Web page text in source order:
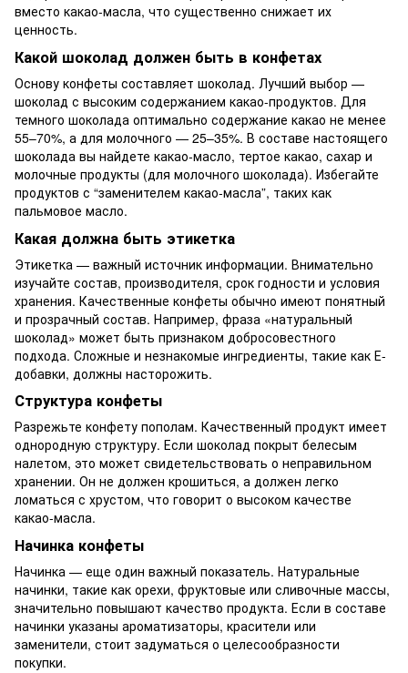
вместо какао-масла, что существенно снижает их
ценность.
Какой шоколад должен быть в конфетах
Основу конфеты составляет шоколад. Лучший выбор —
шоколад с высоким содержанием какао-продуктов. Для
темного шоколада оптимально содержание какао не менее
55–70%, а для молочного — 25–35%. В составе настоящего
шоколада вы найдете какао-масло, тертое какао, сахар и
молочные продукты (для молочного шоколада). Избегайте
продуктов с “заменителем какао-масла”, таких как
пальмовое масло.
Какая должна быть этикетка
Этикетка — важный источник информации. Внимательно
изучайте состав, производителя, срок годности и условия
хранения. Качественные конфеты обычно имеют понятный
и прозрачный состав. Например, фраза «натуральный
шоколад» может быть признаком добросовестного
подхода. Сложные и незнакомые ингредиенты, такие как Е-
добавки, должны насторожить.
Структура конфеты
Разрежьте конфету пополам. Качественный продукт имеет
однородную структуру. Если шоколад покрыт белесым
налетом, это может свидетельствовать о неправильном
хранении. Он не должен крошиться, а должен легко
ломаться с хрустом, что говорит о высоком качестве
какао-масла.
Начинка конфеты
Начинка — еще один важный показатель. Натуральные
начинки, такие как орехи, фруктовые или сливочные массы,
значительно повышают качество продукта. Если в составе
начинки указаны ароматизаторы, красители или
заменители, стоит задуматься о целесообразности
покупки.